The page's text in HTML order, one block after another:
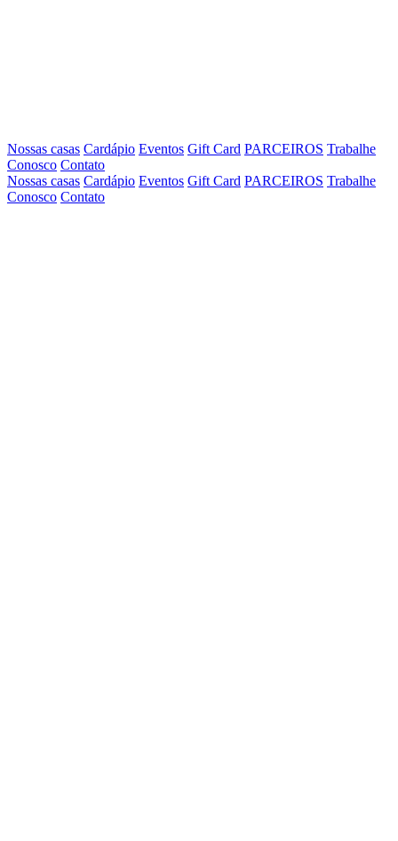
Nossas casas Cardápio Eventos Gift Card PARCEIROS Trabalhe
Conosco Contato
Nossas casas Cardápio Eventos Gift Card PARCEIROS Trabalhe
Conosco Contato